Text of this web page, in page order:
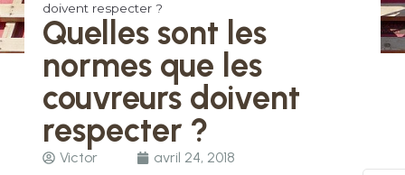
doivent respecter ?
Quelles sont les
normes que les
couvreurs doivent
respecter ?
Victor avril 24, 2018